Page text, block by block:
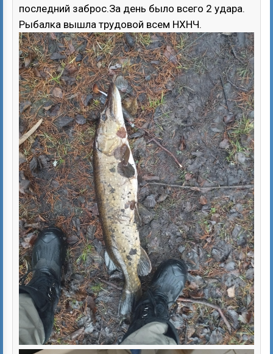
последний заброс.За день было всего 2 удара.
Рыбалка вышла трудовой всем НХНЧ.